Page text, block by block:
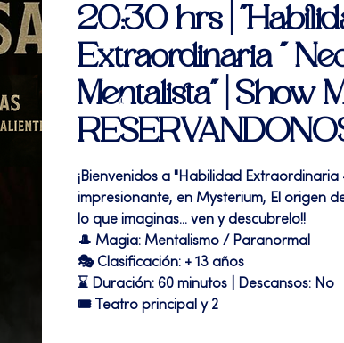
20:30 hrs |
Extraordinaria "
Mentalista" | Show
¡Bienvenidos a "Habilidad
impresionante, en Mysterium, El origen
lo que imaginas... ven y descubrelo!!
🎩 Magia: Mentalismo / Paranormal
🎭 Clasificación: + 13 años
⌛ Duración: 60 minutos | Descansos: No
🎟 Teatro principal y 2